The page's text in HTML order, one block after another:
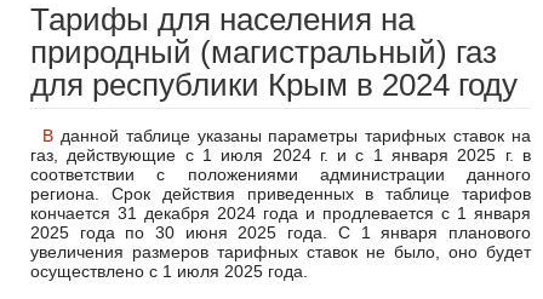
Тарифы для населения на
природный (магистральный) газ
для республики Крым в 2024 году
В данной таблице указаны параметры тарифных ставок на
газ, действующие с 1 июля 2024 г. и с 1 января 2025 г. в
соответствии с положениями администрации данного
региона. Срок действия приведенных в таблице тарифов
кончается 31 декабря 2024 года и продлевается с 1 января
2025 года по 30 июня 2025 года. С 1 января планового
увеличения размеров тарифных ставок не было, оно будет
осуществлено с 1 июля 2025 года.